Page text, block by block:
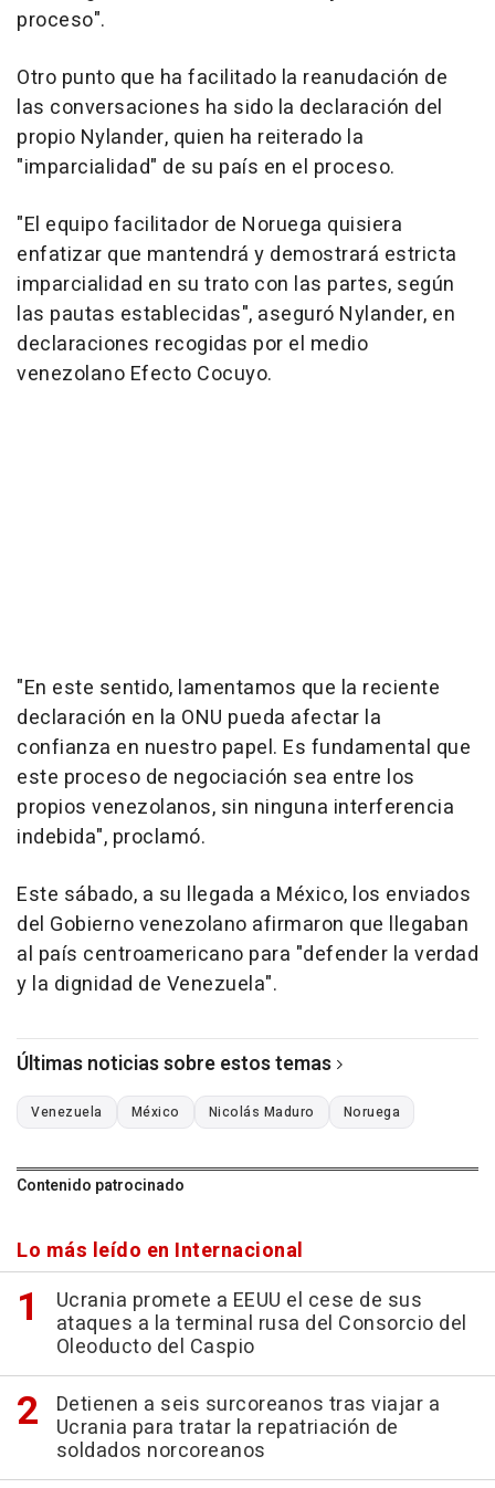
proceso".
Otro punto que ha facilitado la reanudación de
las conversaciones ha sido la declaración del
propio Nylander, quien ha reiterado la
"imparcialidad" de su país en el proceso.
"El equipo facilitador de Noruega quisiera
enfatizar que mantendrá y demostrará estricta
imparcialidad en su trato con las partes, según
las pautas establecidas", aseguró Nylander, en
declaraciones recogidas por el medio
venezolano Efecto Cocuyo.
"En este sentido, lamentamos que la reciente
declaración en la ONU pueda afectar la
confianza en nuestro papel. Es fundamental que
este proceso de negociación sea entre los
propios venezolanos, sin ninguna interferencia
indebida", proclamó.
Este sábado, a su llegada a México, los enviados
del Gobierno venezolano afirmaron que llegaban
al país centroamericano para "defender la verdad
y la dignidad de Venezuela".
Últimas noticias sobre estos temas
Venezuela México Nicolás Maduro Noruega
Contenido patrocinado
Lo más leído en Internacional
Ucrania promete a EEUU el cese de sus
ataques a la terminal rusa del Consorcio del
Oleoducto del Caspio
Detienen a seis surcoreanos tras viajar a
Ucrania para tratar la repatriación de
soldados norcoreanos